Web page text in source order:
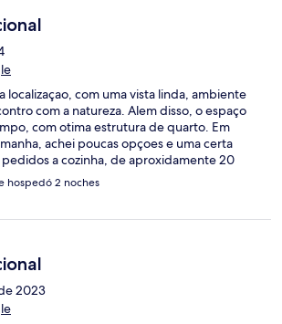
localizaçao, com uma vista linda, ambiente
com a natureza. Alem disso, o espaço
com otima estrutura de quarto. Em
achei poucas opçoes e uma certa
a cozinha, de aproxidamente 20
poucos funcionarios trabalhando, o qual
da demora do cafe da manha. No mais,
hospedó 2 noches
2023